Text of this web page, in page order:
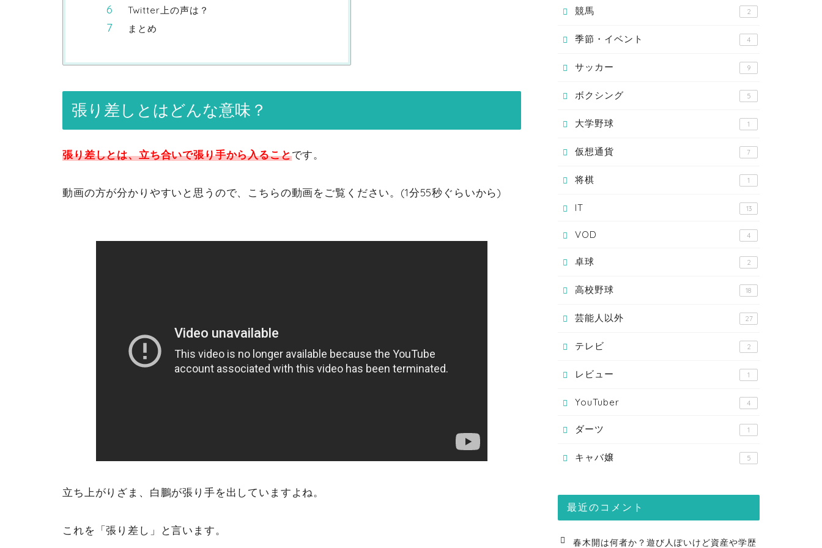
Twitter上の声は？
まとめ
張り差しとはどんな意味？
張り差しとは、立ち合いで張り手から入ることです。
動画の方が分かりやすいと思うので、こちらの動画をご覧ください。(1分55秒ぐらいから)
立ち上がりざま、白鵬が張り手を出していますよね。
これを「張り差し」と言います。
競馬 2
季節・イベント 4
サッカー 9
ボクシング 5
大学野球 1
仮想通貨 7
将棋 1
IT 13
VOD 4
卓球 2
高校野球 18
芸能人以外 27
テレビ 2
レビュー 1
YouTuber 4
ダーツ 1
キャバ嬢 5
最近のコメント
春木開は何者か？遊び人ぽいけど資産や学歴